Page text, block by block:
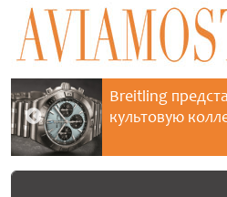
Breitling
культовую